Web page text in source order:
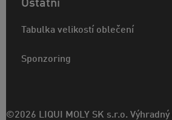
Ostatní
Tabulka velikostí oblečení
Sponzoring
©2026 LIQUI MOLY SK s.r.o.